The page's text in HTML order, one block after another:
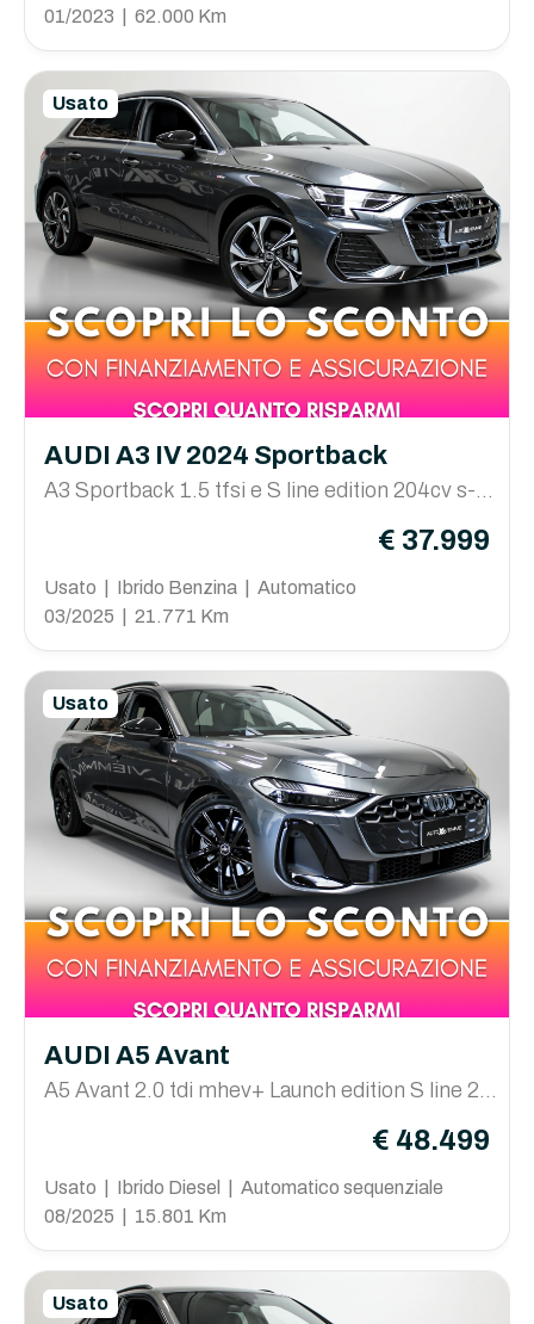
01/2023 | 62.000 Km
Usato
AUDI A3 IV 2024 Sportback
A3 Sportback 1.5 tfsi e S line edition 204cv s-tr
€ 37.999
Usato | Ibrido Benzina | Automatico
03/2025 | 21.771 Km
Usato
AUDI A5 Avant
A5 Avant 2.0 tdi mhev+ Launch edition S line 20
€ 48.499
Usato | Ibrido Diesel | Automatico sequenziale
08/2025 | 15.801 Km
Usato